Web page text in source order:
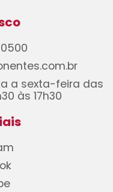
a sexta-feira das
às 17h30